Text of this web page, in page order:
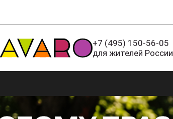
+7 (495) 150-56-05
для жителей России